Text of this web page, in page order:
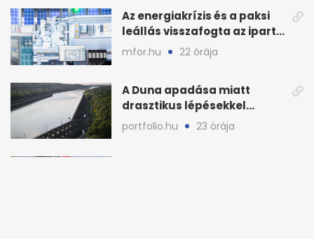
Az energiakrízis és a paksi
leállás visszafogta az ipart,
nyáron kisebb a kár
mfor.hu 22 órája
A Duna apadása miatt
drasztikus lépésekkel
védenék a cernavodăi
atomerőművet
portfolio.hu 23 órája